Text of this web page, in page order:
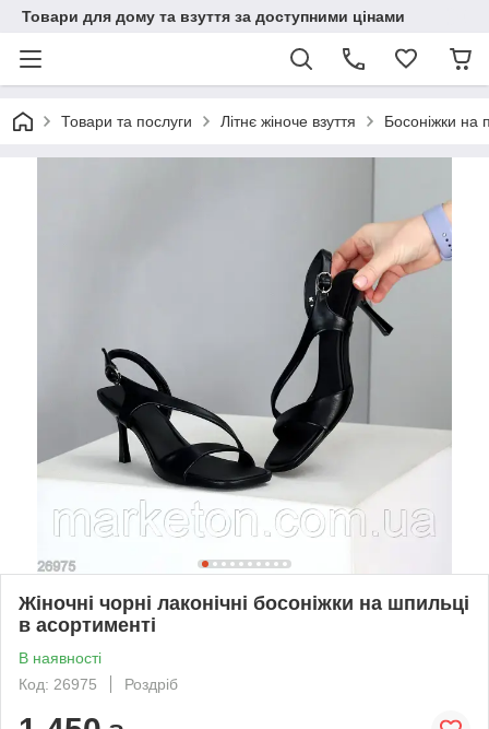
Товари для дому та взуття за доступними цінами
Товари та послуги Літнє жіноче взуття Босоніжки на
Жіночні чорні лаконічні босоніжки на шпильці
в асортименті
В наявності
Код: 26975
Роздріб